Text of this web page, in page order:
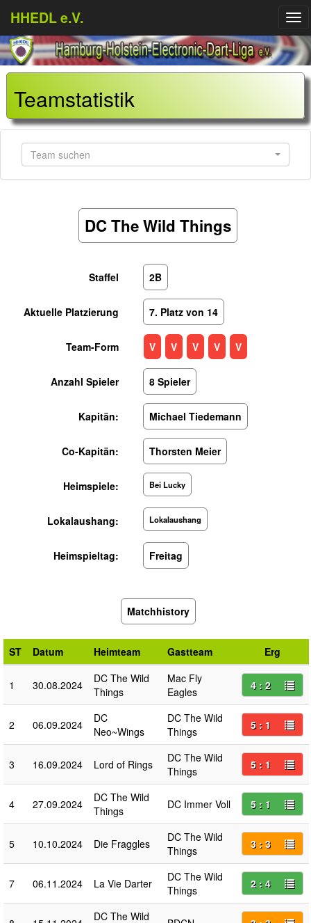
HHEDL e.V.
Teamstatistik
Team suchen
DC The Wild Things
Staffel 2B
Aktuelle Platzierung 7. Platz von 14
Team-Form V V V V V
Anzahl Spieler 8 Spieler
Kapitän: Michael Tiedemann
Co-Kapitän: Thorsten Meier
Heimspiele: Bei Lucky
Lokalaushang: Lokalaushang
Heimspieltag: Freitag
Matchhistory
ST Datum Heimteam Gastteam Erg
1 30.08.2024
DC The Wild
Things
Mac Fly
Eagles
4 : 2
2 06.09.2024
DC
Neo~Wings
DC The Wild
Things
5 : 1
3 16.09.2024 Lord of Rings
DC The Wild
Things
5 : 1
4 27.09.2024
DC The Wild
Things
DC Immer Voll 5 : 1
5 10.10.2024 Die Fraggles
DC The Wild
Things
3 : 3
7 06.11.2024 La Vie Darter
DC The Wild
Things
2 : 4
DC The Wild